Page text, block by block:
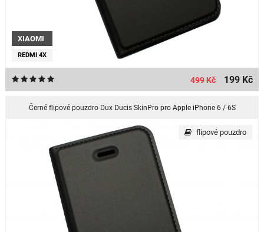
XIAOMI
REDMI 4X
499 Kč 199 Kč
Černé flipové pouzdro Dux Ducis SkinPro pro Apple iPhone 6 / 6S
flipové pouzdro